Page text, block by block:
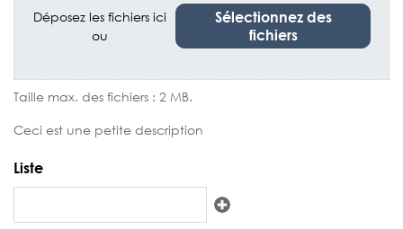
Déposez les fichiers ici
ou
Sélectionnez des
fichiers
Taille max. des fichiers : 2 MB.
Ceci est une petite description
Liste
Ajouter